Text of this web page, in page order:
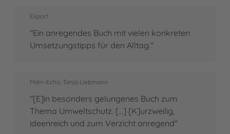
Eliport
"Ein anregendes Buch mit vielen konkreten
Umsetzungstipps für den Alltag."
Main-Echo, Tanja Liebmann
"[E]in besonders gelungenes Buch zum
Thema Umweltschutz. [...] [K]urzweilig,
ideenreich und zum Verzicht anregend"